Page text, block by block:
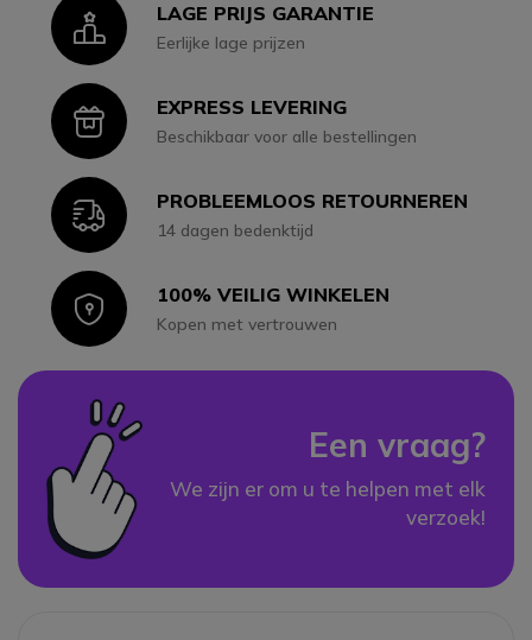
IconLAGE PRIJS GARANTIE
Eerlijke lage prijzen
IconEXPRESS LEVERING
Beschikbaar voor alle bestellingen
IconPROBLEEMLOOS RETOURNEREN
14 dagen bedenktijd
Icon100% VEILIG WINKELEN
Kopen met vertrouwen
Een vraag?
We zijn er om u te helpen met elk
verzoek!